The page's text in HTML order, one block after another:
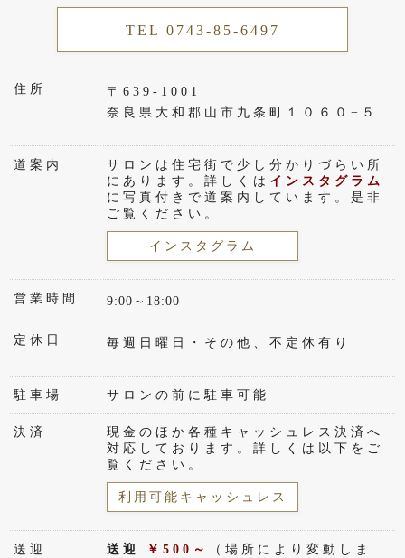
TEL 0743-85-6497
住所
〒639-1001
奈良県大和郡山市九条町１０６０−５
道案内
サロンは住宅街で少し分かりづらい所
にあります。詳しくは インスタグラム
に写真付きで道案内しています。是非
ご覧ください。
インスタグラム
営業時間 9:00～18:00
定休日 毎週日曜日・その他、不定休有り
駐車場 サロンの前に駐車可能
決済
現金のほか各種キャッシュレス決済へ
対応しております。詳しくは以下をご
覧ください。
利用可能キャッシュレス
送迎 送迎 ￥500～
（場所により変動しま